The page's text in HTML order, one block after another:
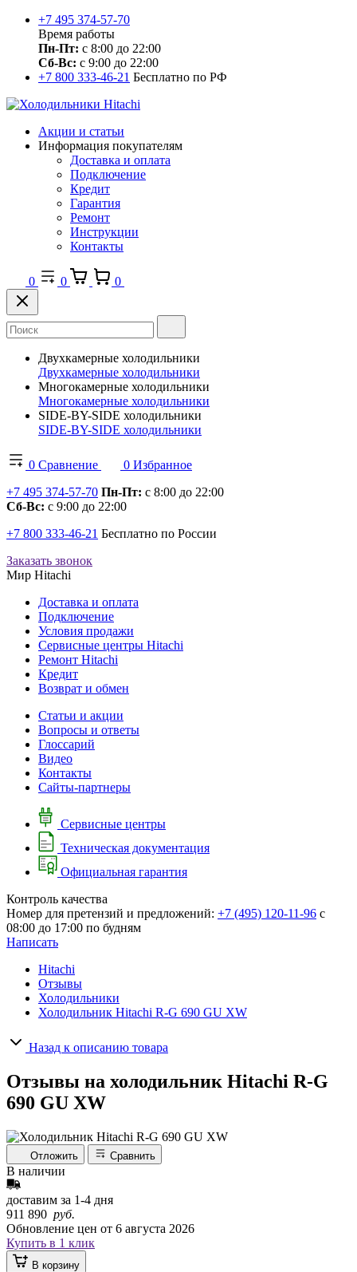
+7 495 374-57-70
Время работы
Пн-Пт: с 8:00 до 22:00
Сб-Вс: с 9:00 до 22:00
+7 800 333-46-21 Бесплатно по РФ
Акции и статьи
Информация покупателям
Доставка и оплата
Подключение
Кредит
Гарантия
Ремонт
Инструкции
Контакты
0 0 0
Двухкамерные холодильники
Двухкамерные холодильники
Многокамерные холодильники
Многокамерные холодильники
SIDE-BY-SIDE холодильники
SIDE-BY-SIDE холодильники
0 Сравнение 0 Избранное
+7 495 374-57-70 Пн-Пт: с 8:00 до 22:00
Сб-Вс: с 9:00 до 22:00
+7 800 333-46-21 Бесплатно по России
Заказать звонок
Мир Hitachi
Доставка и оплата
Подключение
Условия продажи
Сервисные центры Hitachi
Ремонт Hitachi
Кредит
Возврат и обмен
Cтатьи и акции
Вопросы и ответы
Глоссарий
Видео
Контакты
Сайты-партнеры
Сервисные центры
Техническая документация
Официальная гарантия
Контроль качества
Номер для претензий и предложений: +7 (495) 120-11-96 с
08:00 до 17:00 по будням
Написать
Hitachi
Отзывы
Холодильники
Холодильник Hitachi R-G 690 GU XW
Назад к описанию товара
Отзывы на холодильник Hitachi R-G
690 GU XW
Отложить Сравнить
В наличии
доставим за 1-4 дня
911 890 руб.
Обновление цен от 6 августа 2026
Купить в 1 клик
В корзину